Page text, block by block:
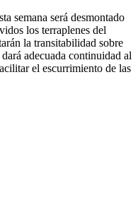
semana será desmontado
los terraplenes del
la transitabilidad sobre
adecuada continuidad al
el escurrimiento de las